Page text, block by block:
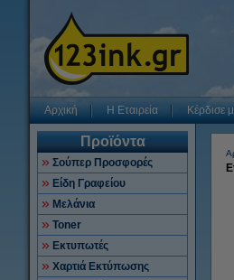
Αρχική Η Εταιρεία Κέρδισε
Προϊόντα
Σούπερ Προσφορές
Είδη Γραφείου
Μελάνια
Toner
Εκτυπωτές
Χαρτιά Εκτύπωσης